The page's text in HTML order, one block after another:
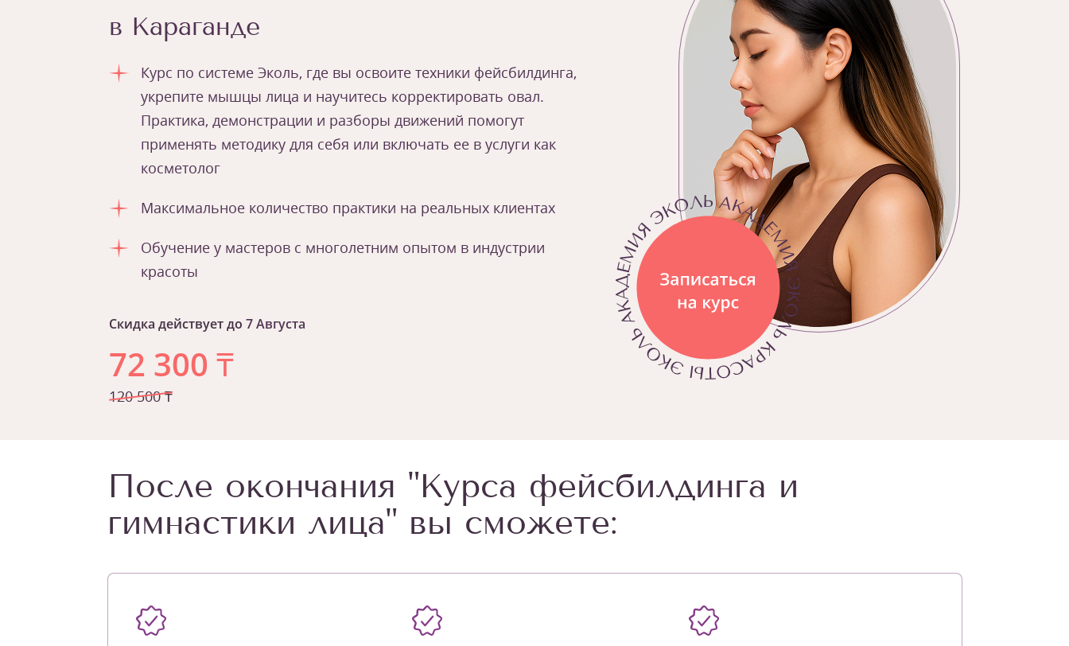
в Караганде
Курс по системе Эколь, где вы освоите техники фейсбилдинга,
укрепите мышцы лица и научитесь корректировать овал.
Практика, демонстрации и разборы движений помогут
применять методику для себя или включать ее в услуги как
косметолог
Максимальное количество практики на реальных клиентах
Обучение у мастеров с многолетним опытом в индустрии
красоты
Скидка действует до 7 Августа
72 300 ₸
120 500 ₸
После окончания "Курса фейсбилдинга и
гимнастики лица" вы сможете: